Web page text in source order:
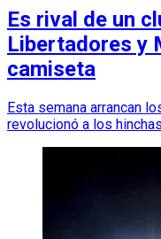
Es rival de un
Libertadores y
camiseta
Esta semana arrancan
revolucionó a los